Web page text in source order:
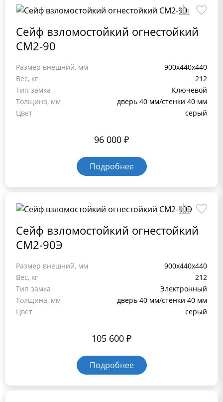
Сейф взломостойкий огнестойкий
СМ2-90
Размер внешний, мм
900х440х440
Вес, кг
212
Тип замка
Ключевой
Толщина, мм
дверь 40 мм/стенки 40 мм
Цвет
серый
96 000 ₽
Подробнее
Сейф взломостойкий огнестойкий
СМ2-90Э
Размер внешний, мм
900x440x440
Вес, кг
212
Тип замка
Электронный
Толщина, мм
дверь 40 мм/стенки 40 мм
Цвет
серый
105 600 ₽
Подробнее